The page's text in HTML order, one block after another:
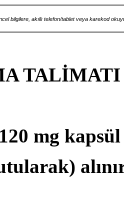
bilgilere, akıllı telefon/tablet veya karekod
TALİMATI
mg kapsül